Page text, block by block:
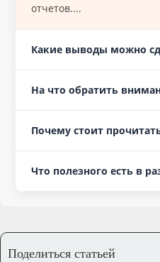
отчетов....
Какие выводы можно
На что обратить
Почему стоит
Что полезного есть в
Поделиться статьей